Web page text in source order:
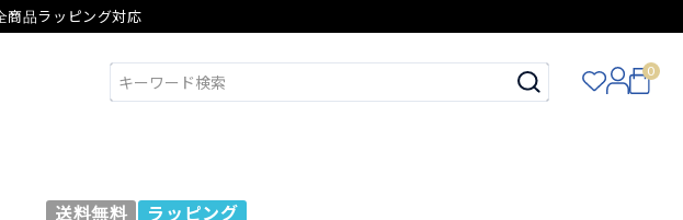
商品ラッピング対応
0
送料無料
ラッピング